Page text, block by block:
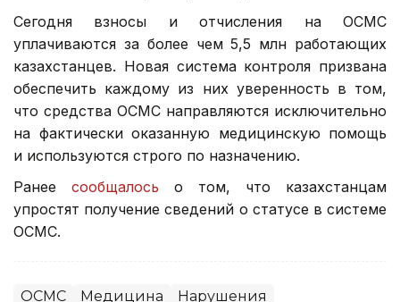
Сегодня взносы и отчисления на ОСМС
уплачиваются за более чем 5,5 млн работающих
казахстанцев. Новая система контроля призвана
обеспечить каждому из них уверенность в том,
что средства ОСМС направляются исключительно
на фактически оказанную медицинскую помощь
и используются строго по назначению.
Ранее сообщалось о том, что казахстанцам
упростят получение сведений о статусе в системе
ОСМС.
ОСМС Медицина Нарушения